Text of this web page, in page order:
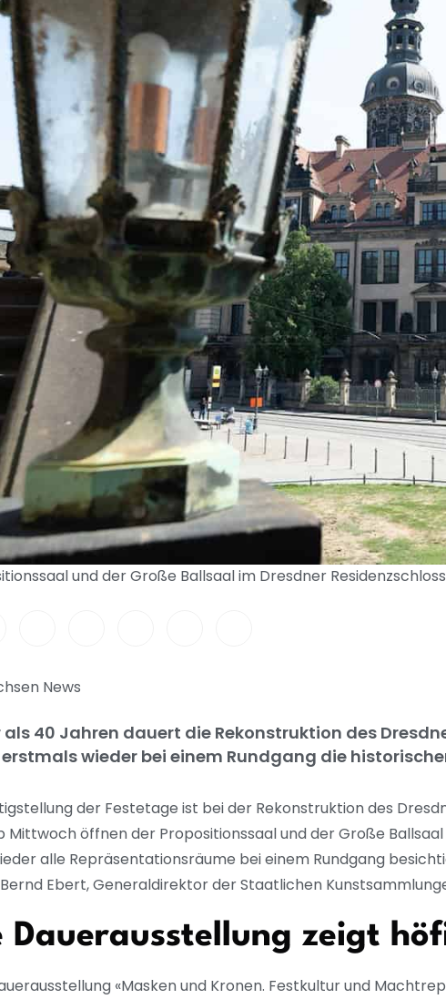
und der Große Ballsaal im Dresdner
News
als 40 Jahren dauert die Rekonstruktion des
erstmals wieder bei einem Rundgang die
der Festetage ist bei der Rekonstruktion des
Mittwoch öffnen der Propositionssaal und der Große
alle Repräsentationsräume bei einem Rundgang
Ebert, Generaldirektor der Staatlichen
Dauerausstellung zeigt
«Masken und Kronen. Festkultur und